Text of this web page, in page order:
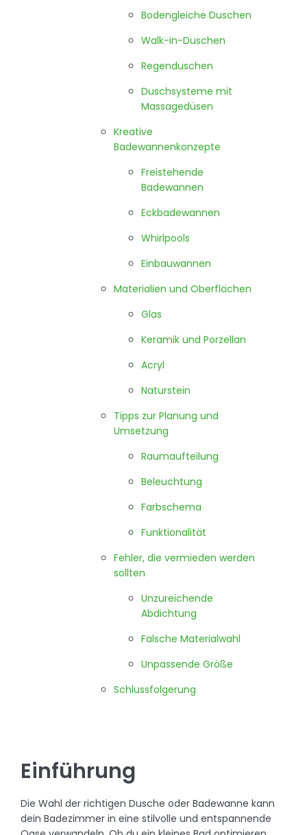
Bodengleiche Duschen
Walk-in-Duschen
Regenduschen
Duschsysteme mit
Massagedüsen
Kreative
Badewannenkonzepte
Freistehende
Badewannen
Eckbadewannen
Whirlpools
Einbauwannen
Materialien und Oberflächen
Glas
Keramik und Porzellan
Acryl
Naturstein
Tipps zur Planung und
Umsetzung
Raumaufteilung
Beleuchtung
Farbschema
Funktionalität
Fehler, die vermieden werden
sollten
Unzureichende
Abdichtung
Falsche Materialwahl
Unpassende Größe
Schlussfolgerung
Einführung
Die Wahl der richtigen Dusche oder Badewanne kann
dein Badezimmer in eine stilvolle und entspannende